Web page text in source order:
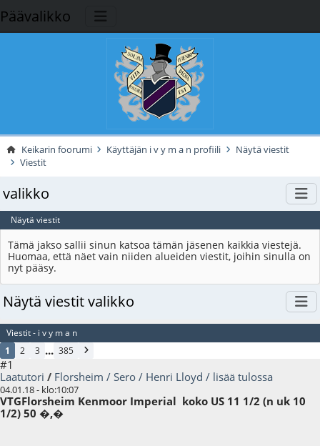
Päävalikko
Keikarin foorumi Käyttäjän i v y m a n profiili
Näytä viestit
Viestit
valikko
Näytä viestit
Tämä jakso sallii sinun katsoa tämän jäsenen kaikkia viestejä.
Huomaa, että näet vain niiden alueiden viestit, joihin sinulla on
nyt pääsy.
Näytä viestit valikko
Viestit - i v y m a n
1
2 3 ... 385
#1
Laatutori / Florsheim / Sero / Henri Lloyd / lisää tulossa
04.01.18 - klo:10:07
VTGFlorsheim Kenmoor Imperial koko US 11 1/2 (n uk 10
1/2) 50 �,�